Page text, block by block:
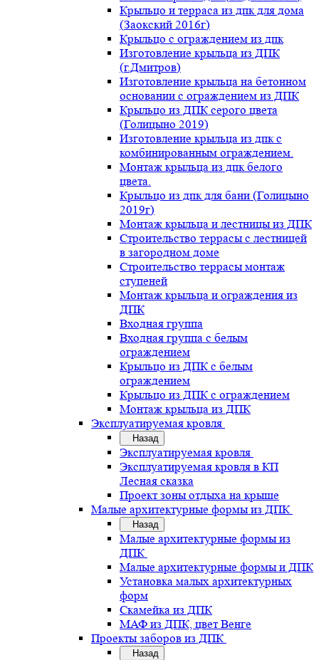
Крыльцо и терраса из дпк для дома
(Заокский 2016г)
Крыльцо с ограждением из дпк
Изготовление крыльца из ДПК
(г.Дмитров)
Изготовление крыльца на бетонном
основании с ограждением из ДПК
Крыльцо из ДПК серого цвета
(Голицыно 2019)
Изготовление крыльца из дпк с
комбинированным ограждением.
Монтаж крыльца из дпк белого
цвета.
Крыльцо из дпк для бани (Голицыно
2019г)
Монтаж крыльца и лестницы из ДПК
Строительство террасы с лестницей
в загородном доме
Строительство террасы монтаж
ступеней
Монтаж крыльца и ограждения из
ДПК
Входная группа
Входная группа с белым
ограждением
Крыльцо из ДПК с белым
ограждением
Крыльцо из ДПК с ограждением
Монтаж крыльца из ДПК
Эксплуатируемая кровля
Назад
Эксплуатируемая кровля
Эксплуатируемая кровля в КП
Лесная сказка
Проект зоны отдыха на крыше
Малые архитектурные формы из ДПК
Назад
Малые архитектурные формы из
ДПК
Малые архитектурные формы и ДПК
Установка малых архитектурных
форм
Скамейка из ДПК
МАФ из ДПК, цвет Венге
Проекты заборов из ДПК
Назад